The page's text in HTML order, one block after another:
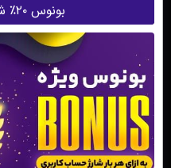
بونوس ۲۰٪ شارژ هدیه روزانه